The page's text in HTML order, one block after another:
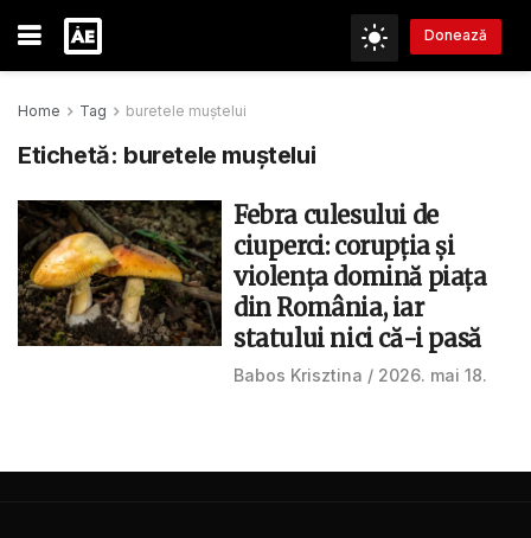
Donează
Home Tag buretele muștelui
Etichetă: buretele muștelui
Febra culesului de
ciuperci: corupția și
violența domină piața
din România, iar
statului nici că-i pasă
Babos Krisztina 2026. mai 18.